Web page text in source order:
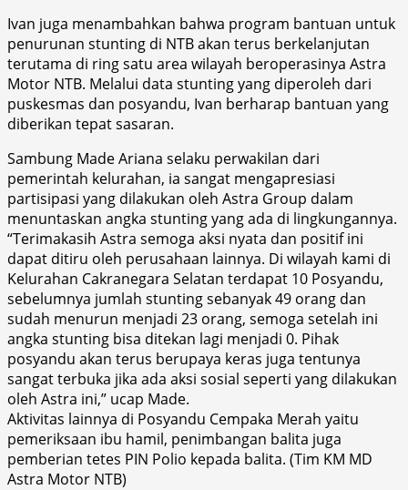
Ivan juga menambahkan bahwa program bantuan untuk
penurunan stunting di NTB akan terus berkelanjutan
terutama di ring satu area wilayah beroperasinya Astra
Motor NTB. Melalui data stunting yang diperoleh dari
puskesmas dan posyandu, Ivan berharap bantuan yang
diberikan tepat sasaran.
Sambung Made Ariana selaku perwakilan dari
pemerintah kelurahan, ia sangat mengapresiasi
partisipasi yang dilakukan oleh Astra Group dalam
menuntaskan angka stunting yang ada di lingkungannya.
“Terimakasih Astra semoga aksi nyata dan positif ini
dapat ditiru oleh perusahaan lainnya. Di wilayah kami di
Kelurahan Cakranegara Selatan terdapat 10 Posyandu,
sebelumnya jumlah stunting sebanyak 49 orang dan
sudah menurun menjadi 23 orang, semoga setelah ini
angka stunting bisa ditekan lagi menjadi 0. Pihak
posyandu akan terus berupaya keras juga tentunya
sangat terbuka jika ada aksi sosial seperti yang dilakukan
oleh Astra ini,” ucap Made.
Aktivitas lainnya di Posyandu Cempaka Merah yaitu
pemeriksaan ibu hamil, penimbangan balita juga
pemberian tetes PIN Polio kepada balita. (Tim KM MD
Astra Motor NTB)